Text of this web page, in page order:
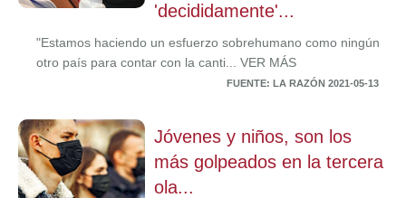
'decididamente'...
"Estamos haciendo un esfuerzo sobrehumano como ningún
otro país para contar con la canti... VER MÁS
FUENTE: LA RAZÓN 2021-05-13
Jóvenes y niños, son los
más golpeados en la tercera
ola...